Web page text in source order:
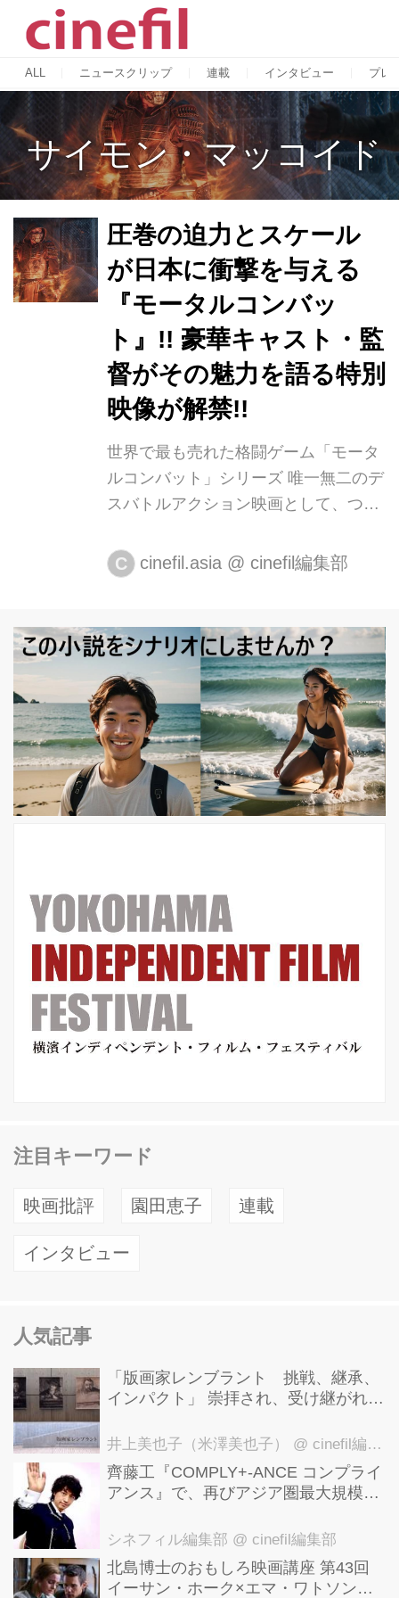
ALL ニュースクリップ 連載 インタビュー プレ
サイモン・マッコイド
圧巻の迫力とスケール
が日本に衝撃を与える
『モータルコンバッ
ト』!! 豪華キャスト・監
督がその魅力を語る特別
映像が解禁!!
世界で最も売れた格闘ゲーム「モータ
ルコンバット」シリーズ 唯一無二のデ
スバトルアクション映画として、つい
世界で最も売れた格闘ゲームの一つ
「モータルコンバット」。激しすぎる
定番描写である“フェイタリティ”の残
虐さを理由に、日本では現在未発売と
なっているゲームシリーズが、唯一無
二のデスバトルアクション映画として
ついに日本上陸！ そんな本作には、映
画、テレビ、格闘技と様々な分野で活
躍する世界各国のキャスト達が集結。
日本注目の強力キャストとして『ラス
キャラクタ...
C cinefil.asia @ cinefil編集部
注目キーワード
映画批評 園田恵子 連載
インタビュー
人気記事
「版画家レンブラント 挑戦、継承、
インパクト」 崇拝され、受け継がれ、
洋美術館にて9月23日まで開催中！
井上美也子（米澤美也子） @ cinefil編集部
齊藤工『COMPLY+-ANCE コンプライ
アンス』で、再びアジア圏最大規模の
ナショナル・パノラマ部門"に正式招
シネフィル編集部 @ cinefil編集部
北島博士のおもしろ映画講座 第43回
イーサン・ホーク×エマ・ワトソン。